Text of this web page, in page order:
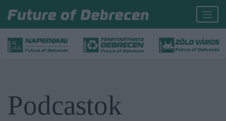
Podcastok